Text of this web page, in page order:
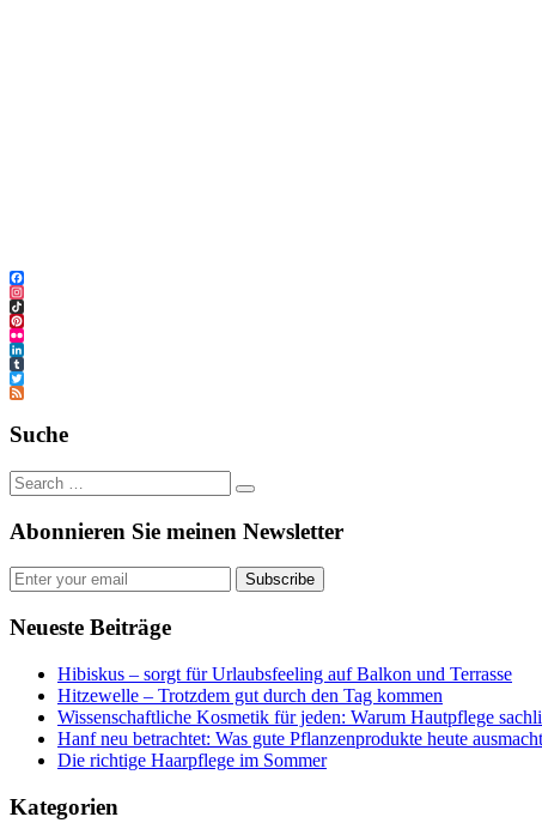
Facebook
Instagram
TikTok
Pinterest
Flickr
LinkedIn
Tumblr
Twitter
Feed
Suche
Abonnieren Sie meinen Newsletter
Subscribe
Neueste Beiträge
Hibiskus – sorgt für Urlaubsfeeling auf Balkon und Terrasse
Hitzewelle – Trotzdem gut durch den Tag kommen
Wissenschaftliche Kosmetik für jeden: Warum Hautpflege
Hanf neu betrachtet: Was gute Pflanzenprodukte heute ausmacht
Die richtige Haarpflege im Sommer
Kategorien